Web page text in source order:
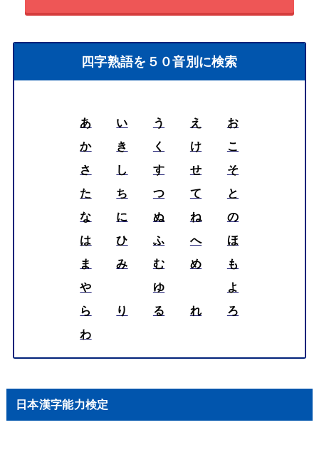
四字熟語を５０音別に検索
あ い う え
お
か
き く け
こ
さ
し す せ
そ
た
ち つ て
と
な
に ぬ ね
の
は
ひ ふ へ
ほ
ま
み む め
も
や
ゆ
よ
ら
り る れ
ろ
わ
日本漢字能力検定